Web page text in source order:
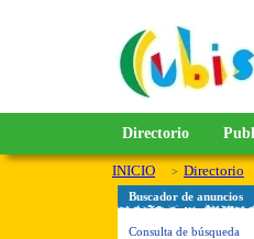
Directorio
INICIO Directorio
Buscador de anuncios
Consulta de búsqueda